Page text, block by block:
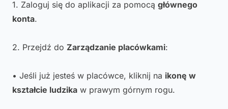
1. Zaloguj się do aplikacji za pomocą głównego
konta.
2. Przejdź do Zarządzanie placówkami:
• Jeśli już jesteś w placówce, kliknij na ikonę w
kształcie ludzika w prawym górnym rogu.